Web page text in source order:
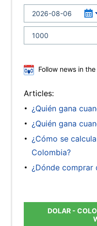
Follow news in the
Articles:
¿Quién gana
¿Quién gana
¿Cómo se
Colombia?
¿Dónde comprar
DOLAR -